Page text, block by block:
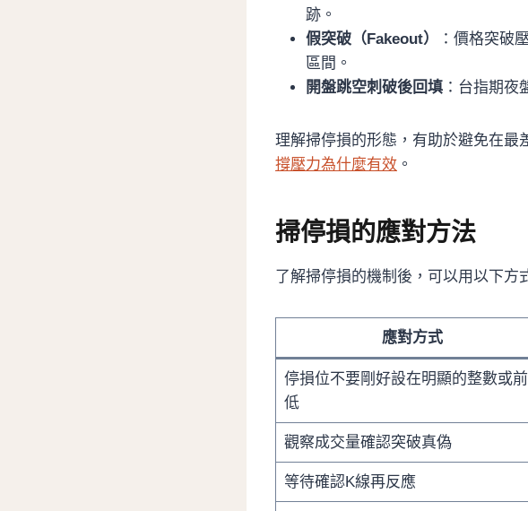
跡。
假突破（Fakeout）
：價格突破
區間。
開盤跳空刺破後回填 ：台指期夜
理解掃停損的形態，有助於避免在最
撐壓力為什麼有效 。
掃停損的應對方法
了解掃停損的機制後，可以用以下方
應對方式
停損位不要剛好設在明顯的整數或前
低
觀察成交量確認突破真偽
等待確認K線再反應